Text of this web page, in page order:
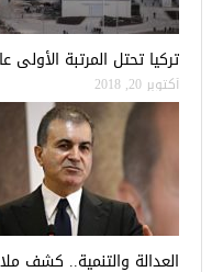
تركيا تحتل المرتبة الأولى
أكتوبر 20, 2018
العدالة والتنمية.. كشف